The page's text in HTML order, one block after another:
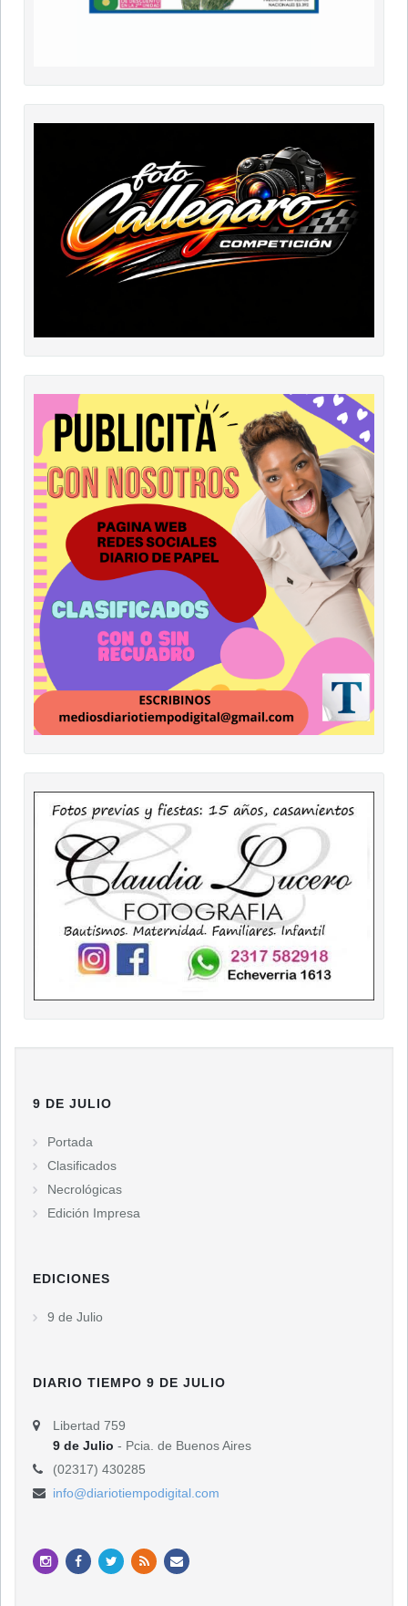
9 DE JULIO
Portada
Clasificados
Necrológicas
Edición Impresa
EDICIONES
9 de Julio
DIARIO TIEMPO 9 DE JULIO
Libertad 759
9 de Julio - Pcia. de Buenos Aires
(02317) 430285
info@diariotiempodigital.com